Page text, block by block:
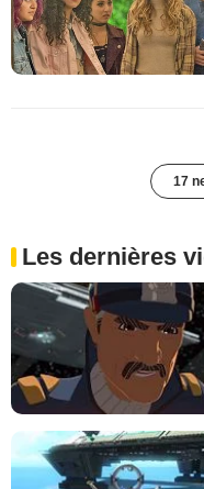
17
Les dernières